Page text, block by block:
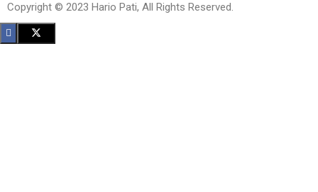
Copyright © 2023 Hario Pati, All Rights Reserved.